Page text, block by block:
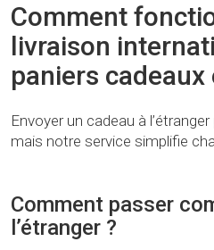
Comment
livraison
paniers cadeaux
Envoyer un cadeau à
mais notre service simplifie
Comment passer
l’étranger ?